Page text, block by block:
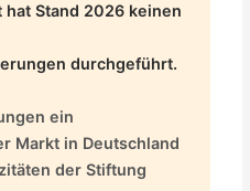
hat Stand 2026 keinen
durchgeführt.
ein
Markt in Deutschland
der Stiftung